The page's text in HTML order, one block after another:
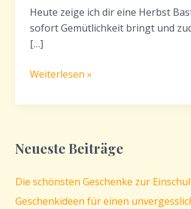
Heute zeige ich dir eine Herbst
sofort Gemütlichkeit bringt und
[…]
Herbstliche
aus
–
Herbst
Bastelidee
Weiterlesen »
Neueste Beiträge
Die schönsten Geschenke zur
Geschenkideen für einen